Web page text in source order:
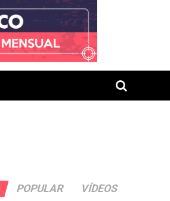
POPULAR VÍDEOS